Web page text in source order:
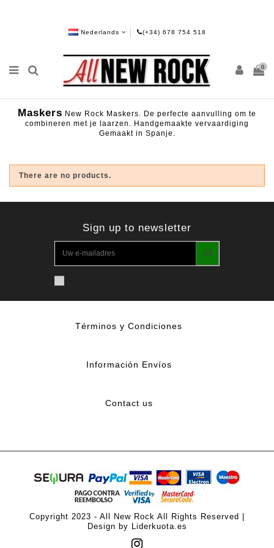
Nederlands (+34) 678 754 518
0
Maskers New Rock Maskers. De perfecte aanvulling om te
combineren met je laarzen. Handgemaakte vervaardiging
Gemaakt in Spanje.
There are no products.
Sign up to newsletter
Términos y Condiciones
Información Envíos
Contact us
Copyright 2023 - All New Rock All Rights Reserved |
Design by Liderkuota.es